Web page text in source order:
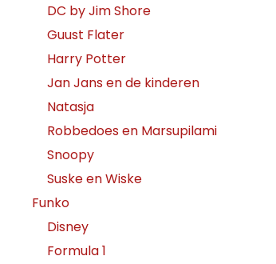
DC by Jim Shore
Guust Flater
Harry Potter
Jan Jans en de kinderen
Natasja
Robbedoes en Marsupilami
Snoopy
Suske en Wiske
Funko
Disney
Formula 1